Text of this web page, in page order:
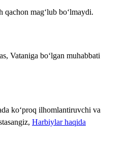
qachon mag‘lub bo‘lmaydi.
Vataniga bo‘lgan muhabbati
ko‘proq ilhomlantiruvchi va
Harbiylar haqida